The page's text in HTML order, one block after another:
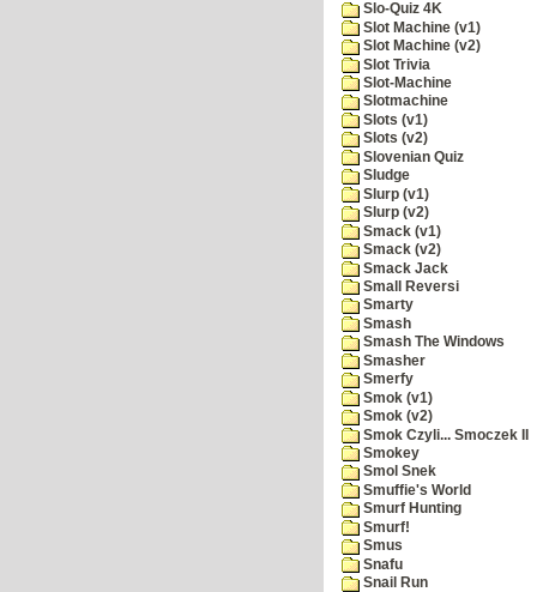
Slo-Quiz 4K
Slot Machine (v1)
Slot Machine (v2)
Slot Trivia
Slot-Machine
Slotmachine
Slots (v1)
Slots (v2)
Slovenian Quiz
Sludge
Slurp (v1)
Slurp (v2)
Smack (v1)
Smack (v2)
Smack Jack
Small Reversi
Smarty
Smash
Smash The Windows
Smasher
Smerfy
Smok (v1)
Smok (v2)
Smok Czyli... Smoczek II
Smokey
Smol Snek
Smuffie's World
Smurf Hunting
Smurf!
Smus
Snafu
Snail Run